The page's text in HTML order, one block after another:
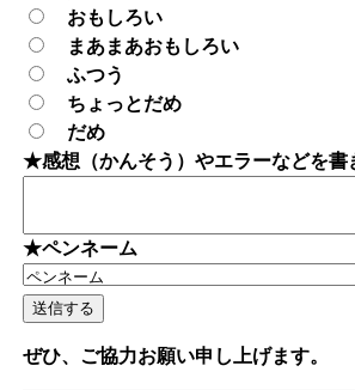
おもしろい
まあまあおもしろい
ふつう
ちょっとだめ
だめ
★感想（かんそう）やエラーなどを書
★ペンネーム
ぜひ、ご協力お願い申し上げます。